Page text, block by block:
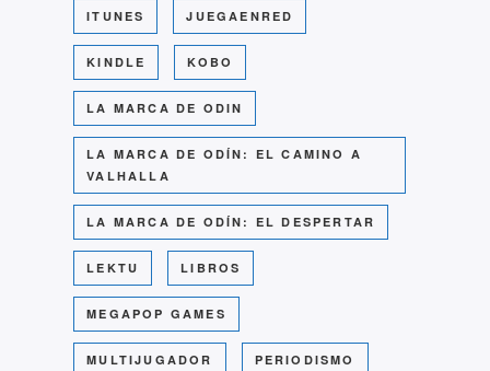
ITUNES JUEGAENRED
KINDLE KOBO
LA MARCA DE ODIN
LA MARCA DE ODÍN: EL CAMINO A
VALHALLA
LA MARCA DE ODÍN: EL DESPERTAR
LEKTU LIBROS
MEGAPOP GAMES
MULTIJUGADOR PERIODISMO